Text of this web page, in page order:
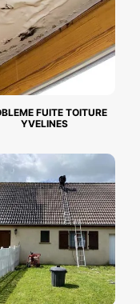
FUITE TOITURE
YVELINES